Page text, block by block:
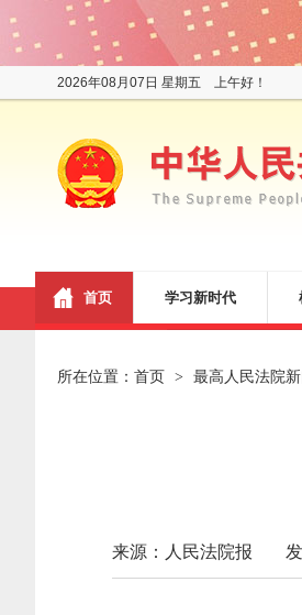
2026年08月07日 星期五 上午好！
首页 学习新时代
所在位置： 首页 > 最高人民法院
来源：人民法院报